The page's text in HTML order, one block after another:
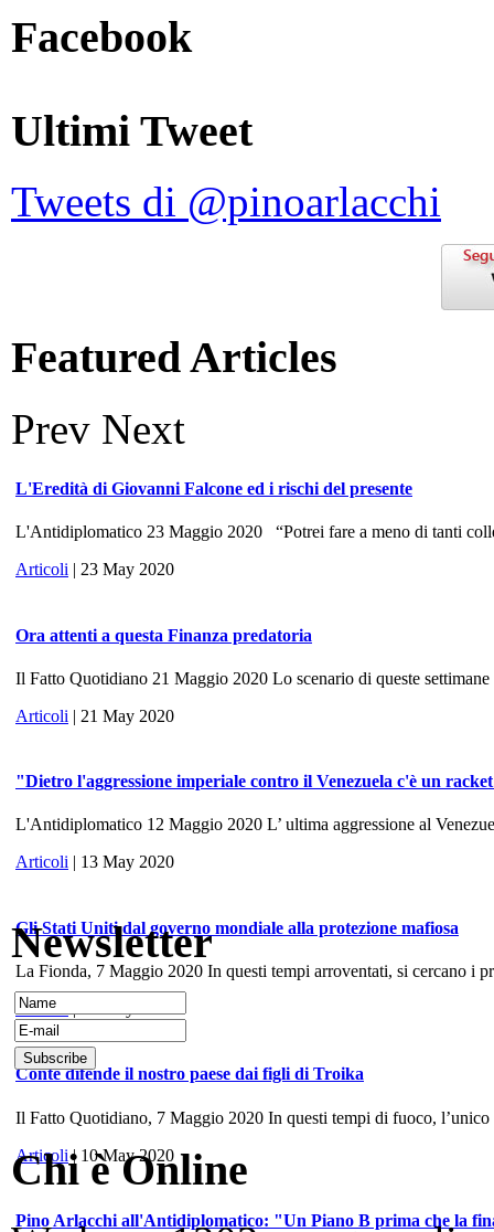
Facebook
Ultimi Tweet
Tweets di @pinoarlacchi
Featured Articles
Prev Next
L'Eredità di Giovanni Falcone ed i rischi del presente
L'Antidiplomatico 23 Maggio 2020 “Potrei fare a meno di tanti
Articoli | 23 May 2020
Ora attenti a questa Finanza predatoria
Il Fatto Quotidiano 21 Maggio 2020 Lo scenario di queste
Articoli | 21 May 2020
"Dietro l'aggressione imperiale contro il Venezuela c'è un
L'Antidiplomatico 12 Maggio 2020 L’ ultima aggressione al
Articoli | 13 May 2020
Gli Stati Uniti dal governo mondiale alla protezione mafiosa
La Fionda, 7 Maggio 2020 In questi tempi arroventati, si cercano i
Articoli
Conte difende il nostro paese dai figli di Troika
Il Fatto Quotidiano, 7 Maggio 2020 In questi tempi di fuoco,
Articoli| 10 May 2020
Pino Arlacchi all'Antidiplomatico: "Un Piano B prima che la
Newsletter
Chi è Online